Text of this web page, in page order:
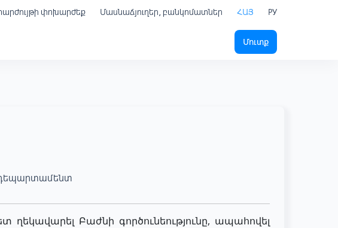
փոխարժեք Մասնաճյուղեր, բանկոմատներ ՀԱՅ РУ
Մուտք
ղեկավարել Բաժնի գործունեությունը, ապահովել